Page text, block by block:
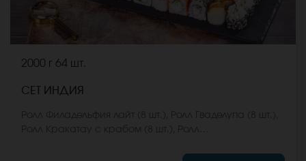
2000 г 64 шт.
СЕТ ИНДИЯ
шт.), Ролл Калифорния хот (8 шт.), Ролл Охотский краб